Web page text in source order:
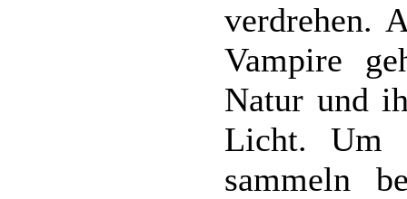
verdrehen.
Vampire
Natur und
Licht. Um
sammeln